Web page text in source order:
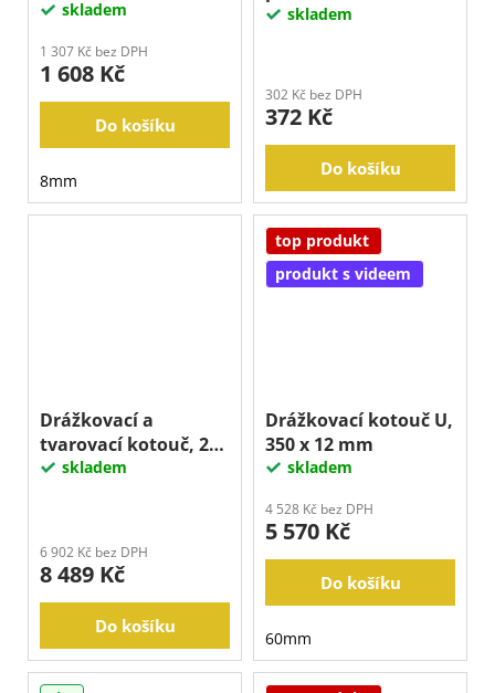
skladem
1 307 Kč bez DPH
1 608 Kč
Do košíku
8mm
skladem
302 Kč bez DPH
372 Kč
Do košíku
Drážkovací a
tvarovací kotouč, 250
x 10 mm
skladem
6 902 Kč bez DPH
8 489 Kč
Do košíku
top produkt
produkt s videem
Drážkovací kotouč U,
350 x 12 mm
skladem
4 528 Kč bez DPH
5 570 Kč
Do košíku
60mm